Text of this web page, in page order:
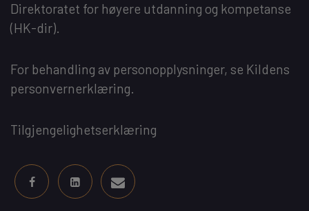
Direktoratet for høyere utdanning og kompetanse
(HK-dir).
For behandling av personopplysninger, se Kildens
personvernerklæring.
Tilgjengelighetserklæring